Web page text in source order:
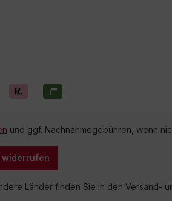
und ggf. Nachnahmegebühren, wenn
widerrufen
Länder finden Sie in den Versand-